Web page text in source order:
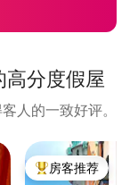
高分度假屋
人的一致好评。
热门「房客推荐」
房客推荐